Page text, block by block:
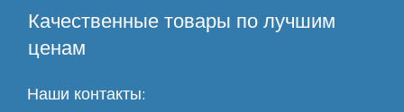
Качественные товары по лучшим
ценам
Наши контакты: